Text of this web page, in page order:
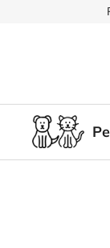
Doprava a